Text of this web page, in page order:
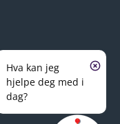
Hva kan jeg
hjelpe deg med i
dag?